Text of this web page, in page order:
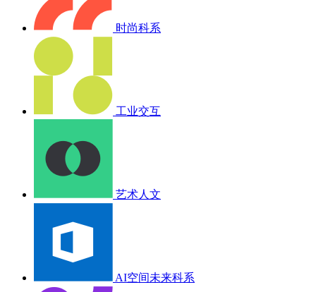
时尚科系
工业交互
艺术人文
AI空间未来科系